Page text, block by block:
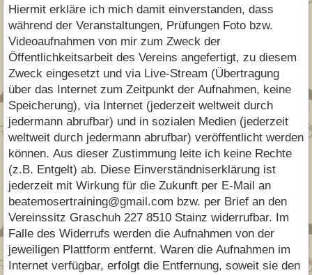
Hiermit erkläre ich mich damit einverstanden, dass
während der Veranstaltungen, Prüfungen Foto bzw.
Videoaufnahmen von mir zum Zweck der
Öffentlichkeitsarbeit des Vereins angefertigt, zu diesem
Zweck eingesetzt und via Live-Stream (Übertragung
über das Internet zum Zeitpunkt der Aufnahmen, keine
Speicherung), via Internet (jederzeit weltweit durch
jedermann abrufbar) und in sozialen Medien (jederzeit
weltweit durch jedermann abrufbar) veröffentlicht werden
können. Aus dieser Zustimmung leite ich keine Rechte
(z.B. Entgelt) ab. Diese Einverständniserklärung ist
jederzeit mit Wirkung für die Zukunft per E-Mail an
beatemosertraining@gmail.com bzw. per Brief an den
Vereinssitz Graschuh 227 8510 Stainz widerrufbar. Im
Falle des Widerrufs werden die Aufnahmen von der
jeweiligen Plattform entfernt. Waren die Aufnahmen im
Internet verfügbar, erfolgt die Entfernung, soweit sie den